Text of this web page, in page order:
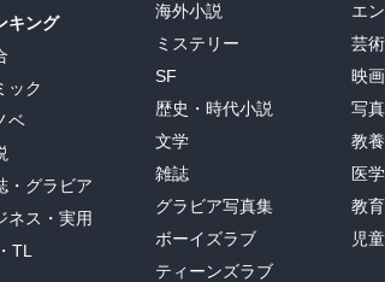
キング
ック
ベ
・グラビア
ネス・実用
TL
海外小説
ミステリー
SF
歴史・時代小説
文学
雑誌
グラビア写真集
ボーイズラブ
ティーンズラブ
エ
芸
映
写
教養
医
教
児